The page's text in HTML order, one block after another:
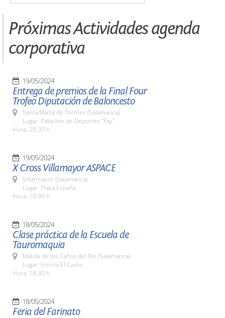
Próximas Actividades agenda
corporativa
19/05/2024
Entrega de premios de la Final Four
Trofeo Diputación de Baloncesto
Santa Marta de Tormes (Salamanca)
Lugar: Pabellón de Deportes "Fay"
Hora: 20:30 h.
19/05/2024
X Cross Villamayor ASPACE
Villarmayor (Salamanca)
Lugar: Plaza España
Hora: 10:00 h.
18/05/2024
Clase práctica de la Escuela de
Tauromaquia
Matilla de los Caños del Río (Salamanca)
Lugar: Ermita El Cueto
Hora: 18:30 h.
18/05/2024
Feria del Farinato